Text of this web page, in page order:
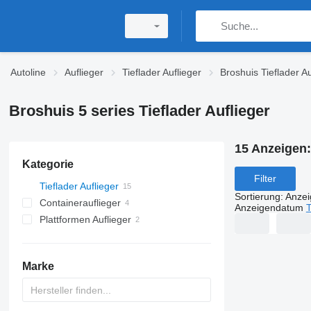
Autoline Auflieger Tieflader Auflieger Broshuis Tieflader
Broshuis 5 series Tieflader Auflieger
Kategorie
Tieflader Auflieger
Containerauflieger
Plattformen Auflieger
Marke
15 Anzeigen:
Filter
Sortierung:
Anzeigendatum